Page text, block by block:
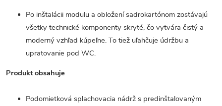
Po inštalácii modulu a obložení sadrokartónom zostávajú
všetky technické komponenty skryté, čo vytvára čistý a
moderný vzhľad kúpeľne. To tiež uľahčuje údržbu a
upratovanie pod WC.
Produkt obsahuje
Podomietková splachovacia nádrž s predinštalovaným